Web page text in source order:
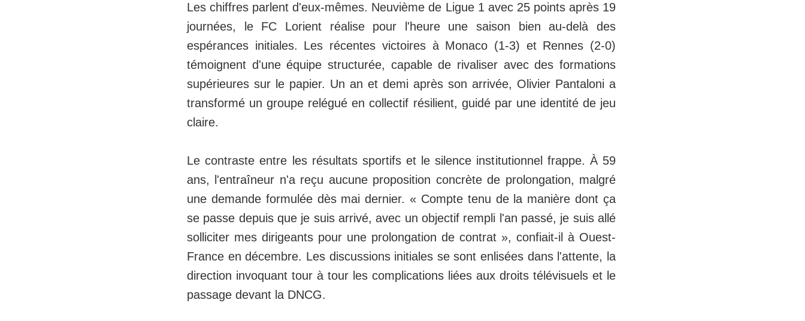
Les chiffres parlent d'eux-mêmes. Neuvième de Ligue 1 avec 25 points après 19
journées, le FC Lorient réalise pour l'heure une saison bien au-delà des
espérances initiales. Les récentes victoires à Monaco (1-3) et Rennes (2-0)
témoignent d'une équipe structurée, capable de rivaliser avec des formations
supérieures sur le papier. Un an et demi après son arrivée, Olivier Pantaloni a
transformé un groupe relégué en collectif résilient, guidé par une identité de jeu
claire.
Le contraste entre les résultats sportifs et le silence institutionnel frappe. À 59
ans, l'entraîneur n'a reçu aucune proposition concrète de prolongation, malgré
une demande formulée dès mai dernier. « Compte tenu de la manière dont ça
se passe depuis que je suis arrivé, avec un objectif rempli l'an passé, je suis allé
solliciter mes dirigeants pour une prolongation de contrat », confiait-il à Ouest-
France en décembre. Les discussions initiales se sont enlisées dans l'attente, la
direction invoquant tour à tour les complications liées aux droits télévisuels et le
passage devant la DNCG.